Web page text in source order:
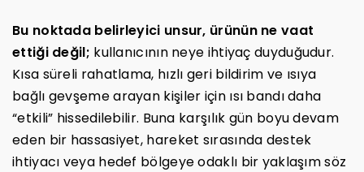
Bu noktada belirleyici unsur, ürünün ne vaat
ettiği değil; kullanıcının neye ihtiyaç duyduğudur.
Kısa süreli rahatlama, hızlı geri bildirim ve ısıya
bağlı gevşeme arayan kişiler için ısı bandı daha
“etkili” hissedilebilir. Buna karşılık gün boyu devam
eden bir hassasiyet, hareket sırasında destek
ihtiyacı veya hedef bölgeye odaklı bir yaklaşım söz